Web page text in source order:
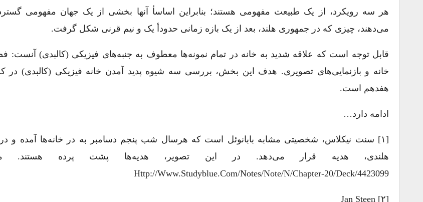
هر سه رویکرد، از یک طبیعت مفهومی ‌هستند؛ بنابراین اساسأ آنها بخشی از یک جهان مفهومی
می‌دهند، چیزی که در جمهوری هلند، بعد از یک بازه زمانی حدودأ یک و نیم قرنی شکل گرفت.
قابل توجه است که علاقه شدید به خانه در تمام نمونه‌ها معطوف به جنبه‌های فیزیکی (کالبدی) آنست:
خانه و بازنمایی‌های تصویری. هدف این بخش، بررسی سه شیوه پدید آمدن خانه فیزیکی (کالبدی) در
هفدهم است.
ادامه دارد…
[۱] سنت نیکلاس، شخصیتی مشابه بابانوئل است که هرسال شب پنجم دسامبر به در خانه‌ها آمده و
هلندی، هدیه قرار می‌دهد. در این تصویر، هدیه‌ها پشت پرده هستند.
Http://www.studyblue.com/notes/note/n/chapter-20/deck/4423099
[۲] Jan Steen